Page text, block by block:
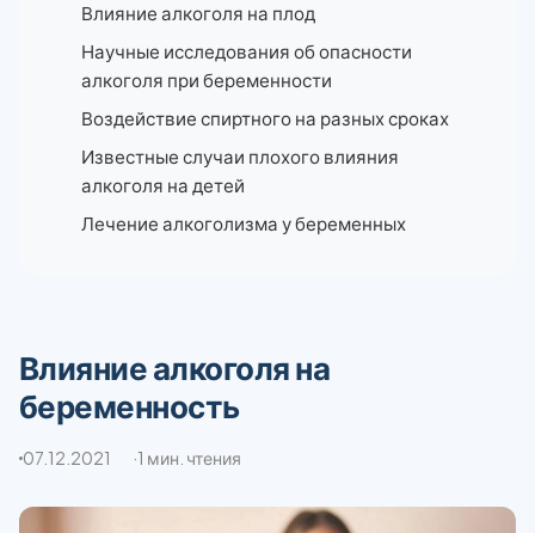
Влияние алкоголя на плод
Научные исследования об опасности
алкоголя при беременности
Воздействие спиртного на разных сроках
Известные случаи плохого влияния
алкоголя на детей
Лечение алкоголизма у беременных
Влияние алкоголя на
беременность
07.12.2021 1 мин. чтения